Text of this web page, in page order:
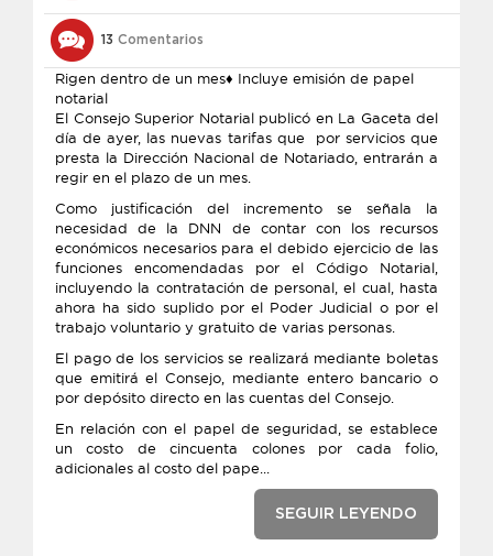
13 Comentarios
Rigen dentro de un mes♦ Incluye emisión de papel
notarial
El Consejo Superior Notarial publicó en La Gaceta del
día de ayer, las nuevas tarifas que por servicios que
presta la Dirección Nacional de Notariado, entrarán a
regir en el plazo de un mes.
Como justificación del incremento se señala la
necesidad de la DNN de contar con los recursos
económicos necesarios para el debido ejercicio de las
funciones encomendadas por el Código Notarial,
incluyendo la contratación de personal, el cual, hasta
ahora ha sido suplido por el Poder Judicial o por el
trabajo voluntario y gratuito de varias personas.
El pago de los servicios se realizará mediante boletas
que emitirá el Consejo, mediante entero bancario o
por depósito directo en las cuentas del Consejo.
En relación con el papel de seguridad, se establece
un costo de cincuenta colones por cada folio,
adicionales al costo del pape...
SEGUIR LEYENDO